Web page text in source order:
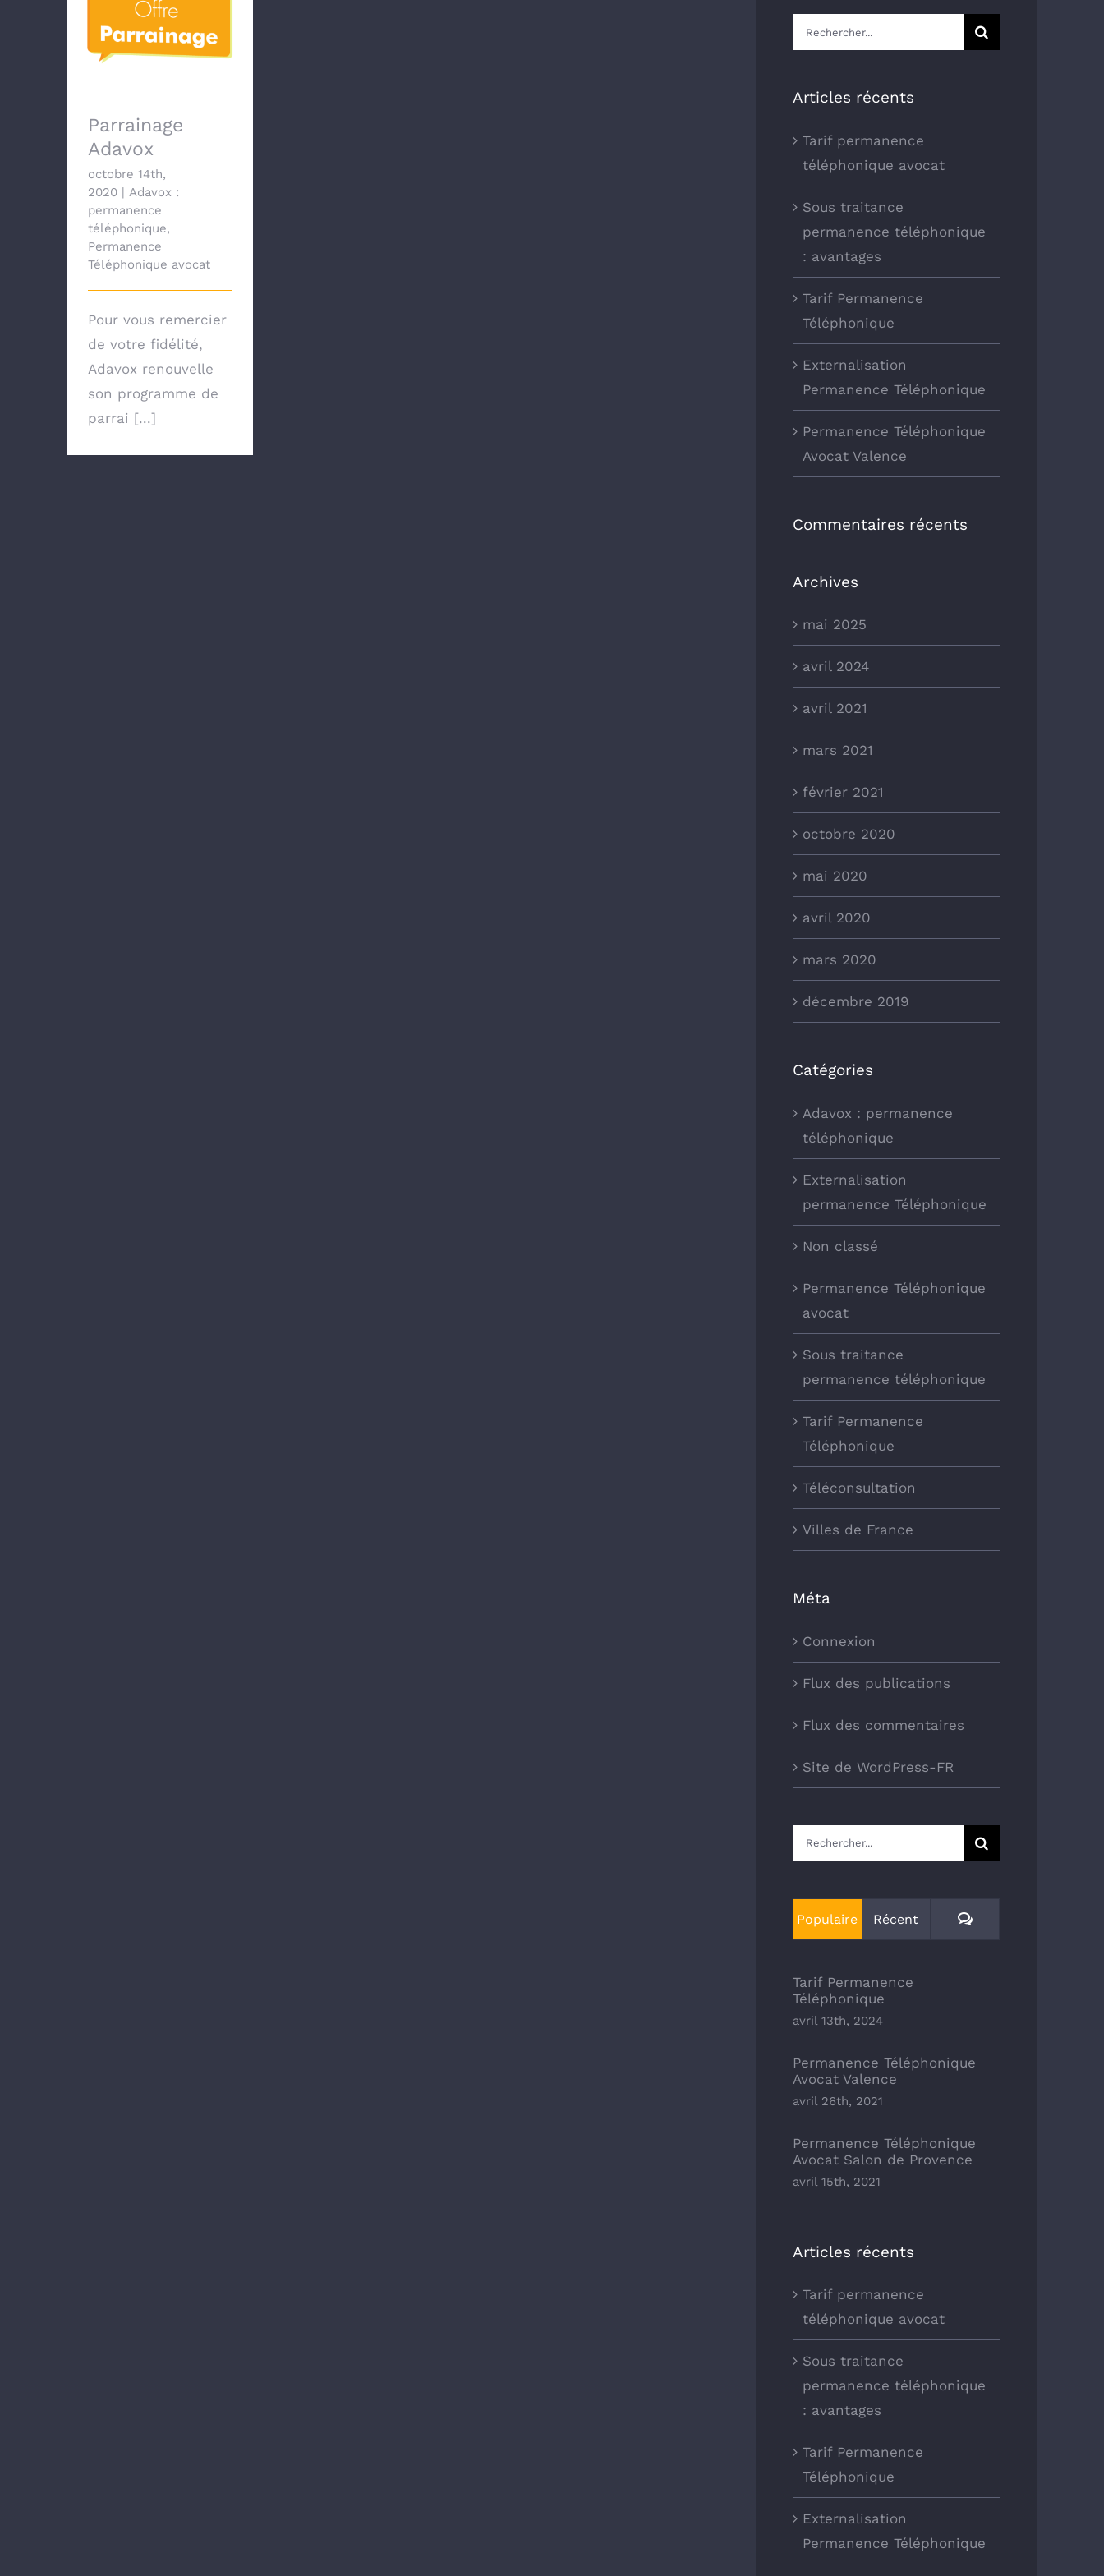
Parrainage Adavox
Parrainage
Adavox
octobre 14th,
2020 | Adavox :
permanence
téléphonique,
Permanence
Téléphonique avocat
Pour vous remercier
de votre fidélité,
Adavox renouvelle
son programme de
parrai [...]
Rechercher:
Articles récents
Tarif permanence
téléphonique avocat
Sous traitance
permanence téléphonique
: avantages
Tarif Permanence
Téléphonique
Externalisation
Permanence Téléphonique
Permanence Téléphonique
Avocat Valence
Commentaires récents
Archives
mai 2025
avril 2024
avril 2021
mars 2021
février 2021
octobre 2020
mai 2020
avril 2020
mars 2020
décembre 2019
Catégories
Adavox : permanence
téléphonique
Externalisation
permanence Téléphonique
Non classé
Permanence Téléphonique
avocat
Sous traitance
permanence téléphonique
Tarif Permanence
Téléphonique
Téléconsultation
Villes de France
Méta
Connexion
Flux des publications
Flux des commentaires
Site de WordPress-FR
Rechercher:
Populaire Récent Commentaires
Tarif Permanence
Téléphonique
avril 13th, 2024
Permanence Téléphonique
Avocat Valence
avril 26th, 2021
Permanence Téléphonique
Avocat Salon de Provence
avril 15th, 2021
Articles récents
Tarif permanence
téléphonique avocat
Sous traitance
permanence téléphonique
: avantages
Tarif Permanence
Téléphonique
Externalisation
Permanence Téléphonique